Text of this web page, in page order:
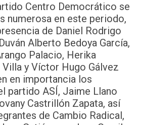
Centro Democrático se
numerosa en este periodo,
de Daniel Rodrigo
Alberto Bedoya García,
Palacio, Herika
y Víctor Hugo Gálvez
en importancia los
partido ASÍ, Jaime Llano
Castrillón Zapata, así
de Cambio Radical,